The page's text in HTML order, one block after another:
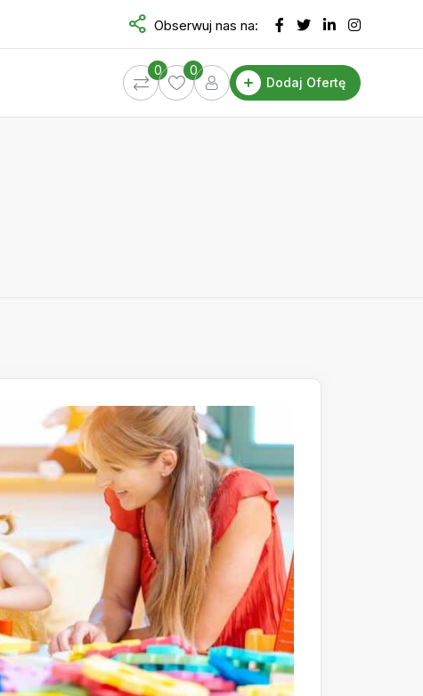
Obserwuj nas na:
0
0
Dodaj Ofertę